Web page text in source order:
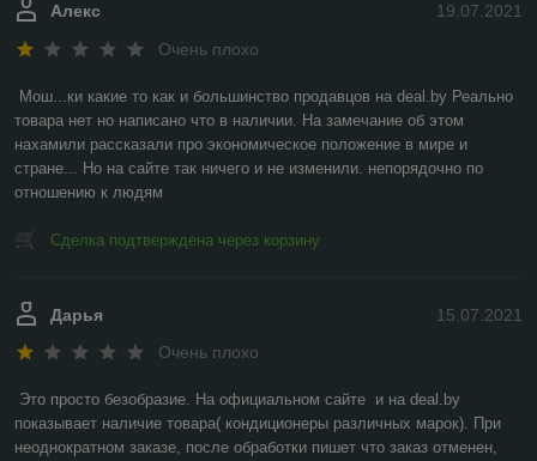
19.07.2021
Алекс
Очень плохо
Мош...ки какие то как и большинство продавцов на deal.by Реально
товара нет но написано что в наличии. На замечание об этом
нахамили рассказали про экономическое положение в мире и
стране... Но на сайте так ничего и не изменили. непорядочно по
отношению к людям
Сделка подтверждена через корзину
15.07.2021
Дарья
Очень плохо
Это просто безобразие. На официальном сайте  и на deal.by
показывает наличие товара( кондиционеры различных марок). При
неоднократном заказе, после обработки пишет что заказ отменен,